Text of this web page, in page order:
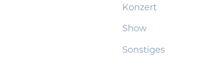
Konzert
Show
Sonstiges